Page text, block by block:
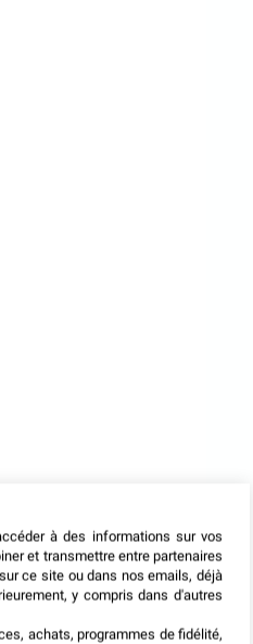
à des informations sur vos
et transmettre entre partenaires
ce site ou dans nos emails, déjà
y compris dans d'autres
achats, programmes de fidélité,